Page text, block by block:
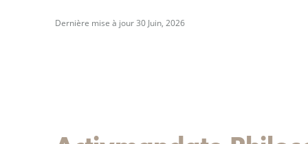
Dernière mise à jour 30 Juin, 2026